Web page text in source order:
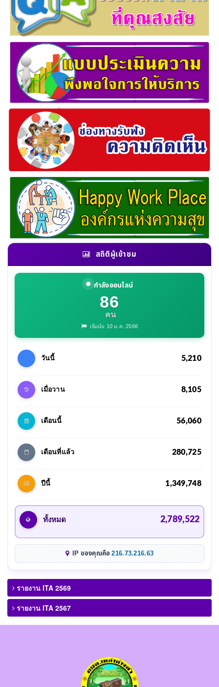
สถิติผู้เข้าชม
กำลังออนไลน์
86
คน
เริ่มนับ 10 ม.ค. 2566
วันนี้ 5,210
เมื่อวาน 8,105
เดือนนี้ 56,060
เดือนที่แล้ว 280,725
ปีนี้ 1,349,748
ทั้งหมด 2,789,522
IP ของคุณคือ216.73.216.63
รายงาน ITA 2569
รายงาน ITA 2567